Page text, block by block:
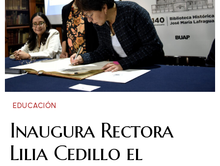
EDUCACIÓN
Inaugura Rectora
Lilia Cedillo el